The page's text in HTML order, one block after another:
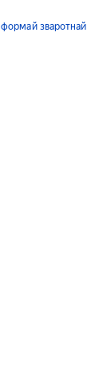
формай зваротнай